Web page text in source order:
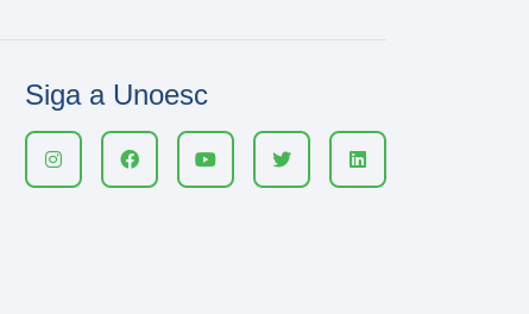
Siga a Unoesc